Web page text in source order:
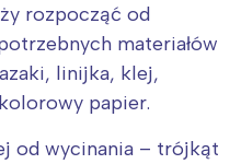
rozpocząć od
materiałów
linijka, klej,
papier.
od wycinania – trójkąt